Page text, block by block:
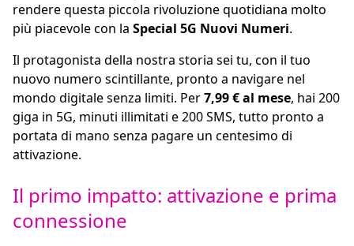
rendere questa piccola rivoluzione quotidiana molto
più piacevole con la Special 5G Nuovi Numeri.
Il protagonista della nostra storia sei tu, con il tuo
nuovo numero scintillante, pronto a navigare nel
mondo digitale senza limiti. Per7,99 € al mese, hai 200
giga in 5G, minuti illimitati e 200 SMS, tutto pronto a
portata di mano senza pagare un centesimo di
attivazione.
Il primo impatto: attivazione e prima
connessione